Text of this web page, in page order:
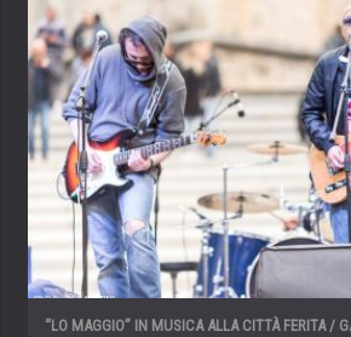
“LO MAGGIO” IN MUSICA ALLA CITTÀ FERITA /